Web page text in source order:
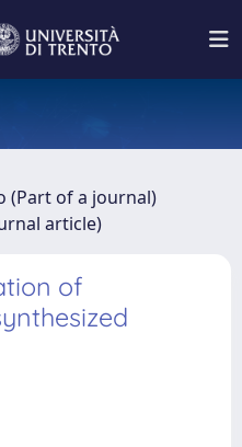
(Part of a journal)
article)
of